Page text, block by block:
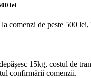
lei
comenzi de peste 500
15kg, costul de
confirmării comenzii.